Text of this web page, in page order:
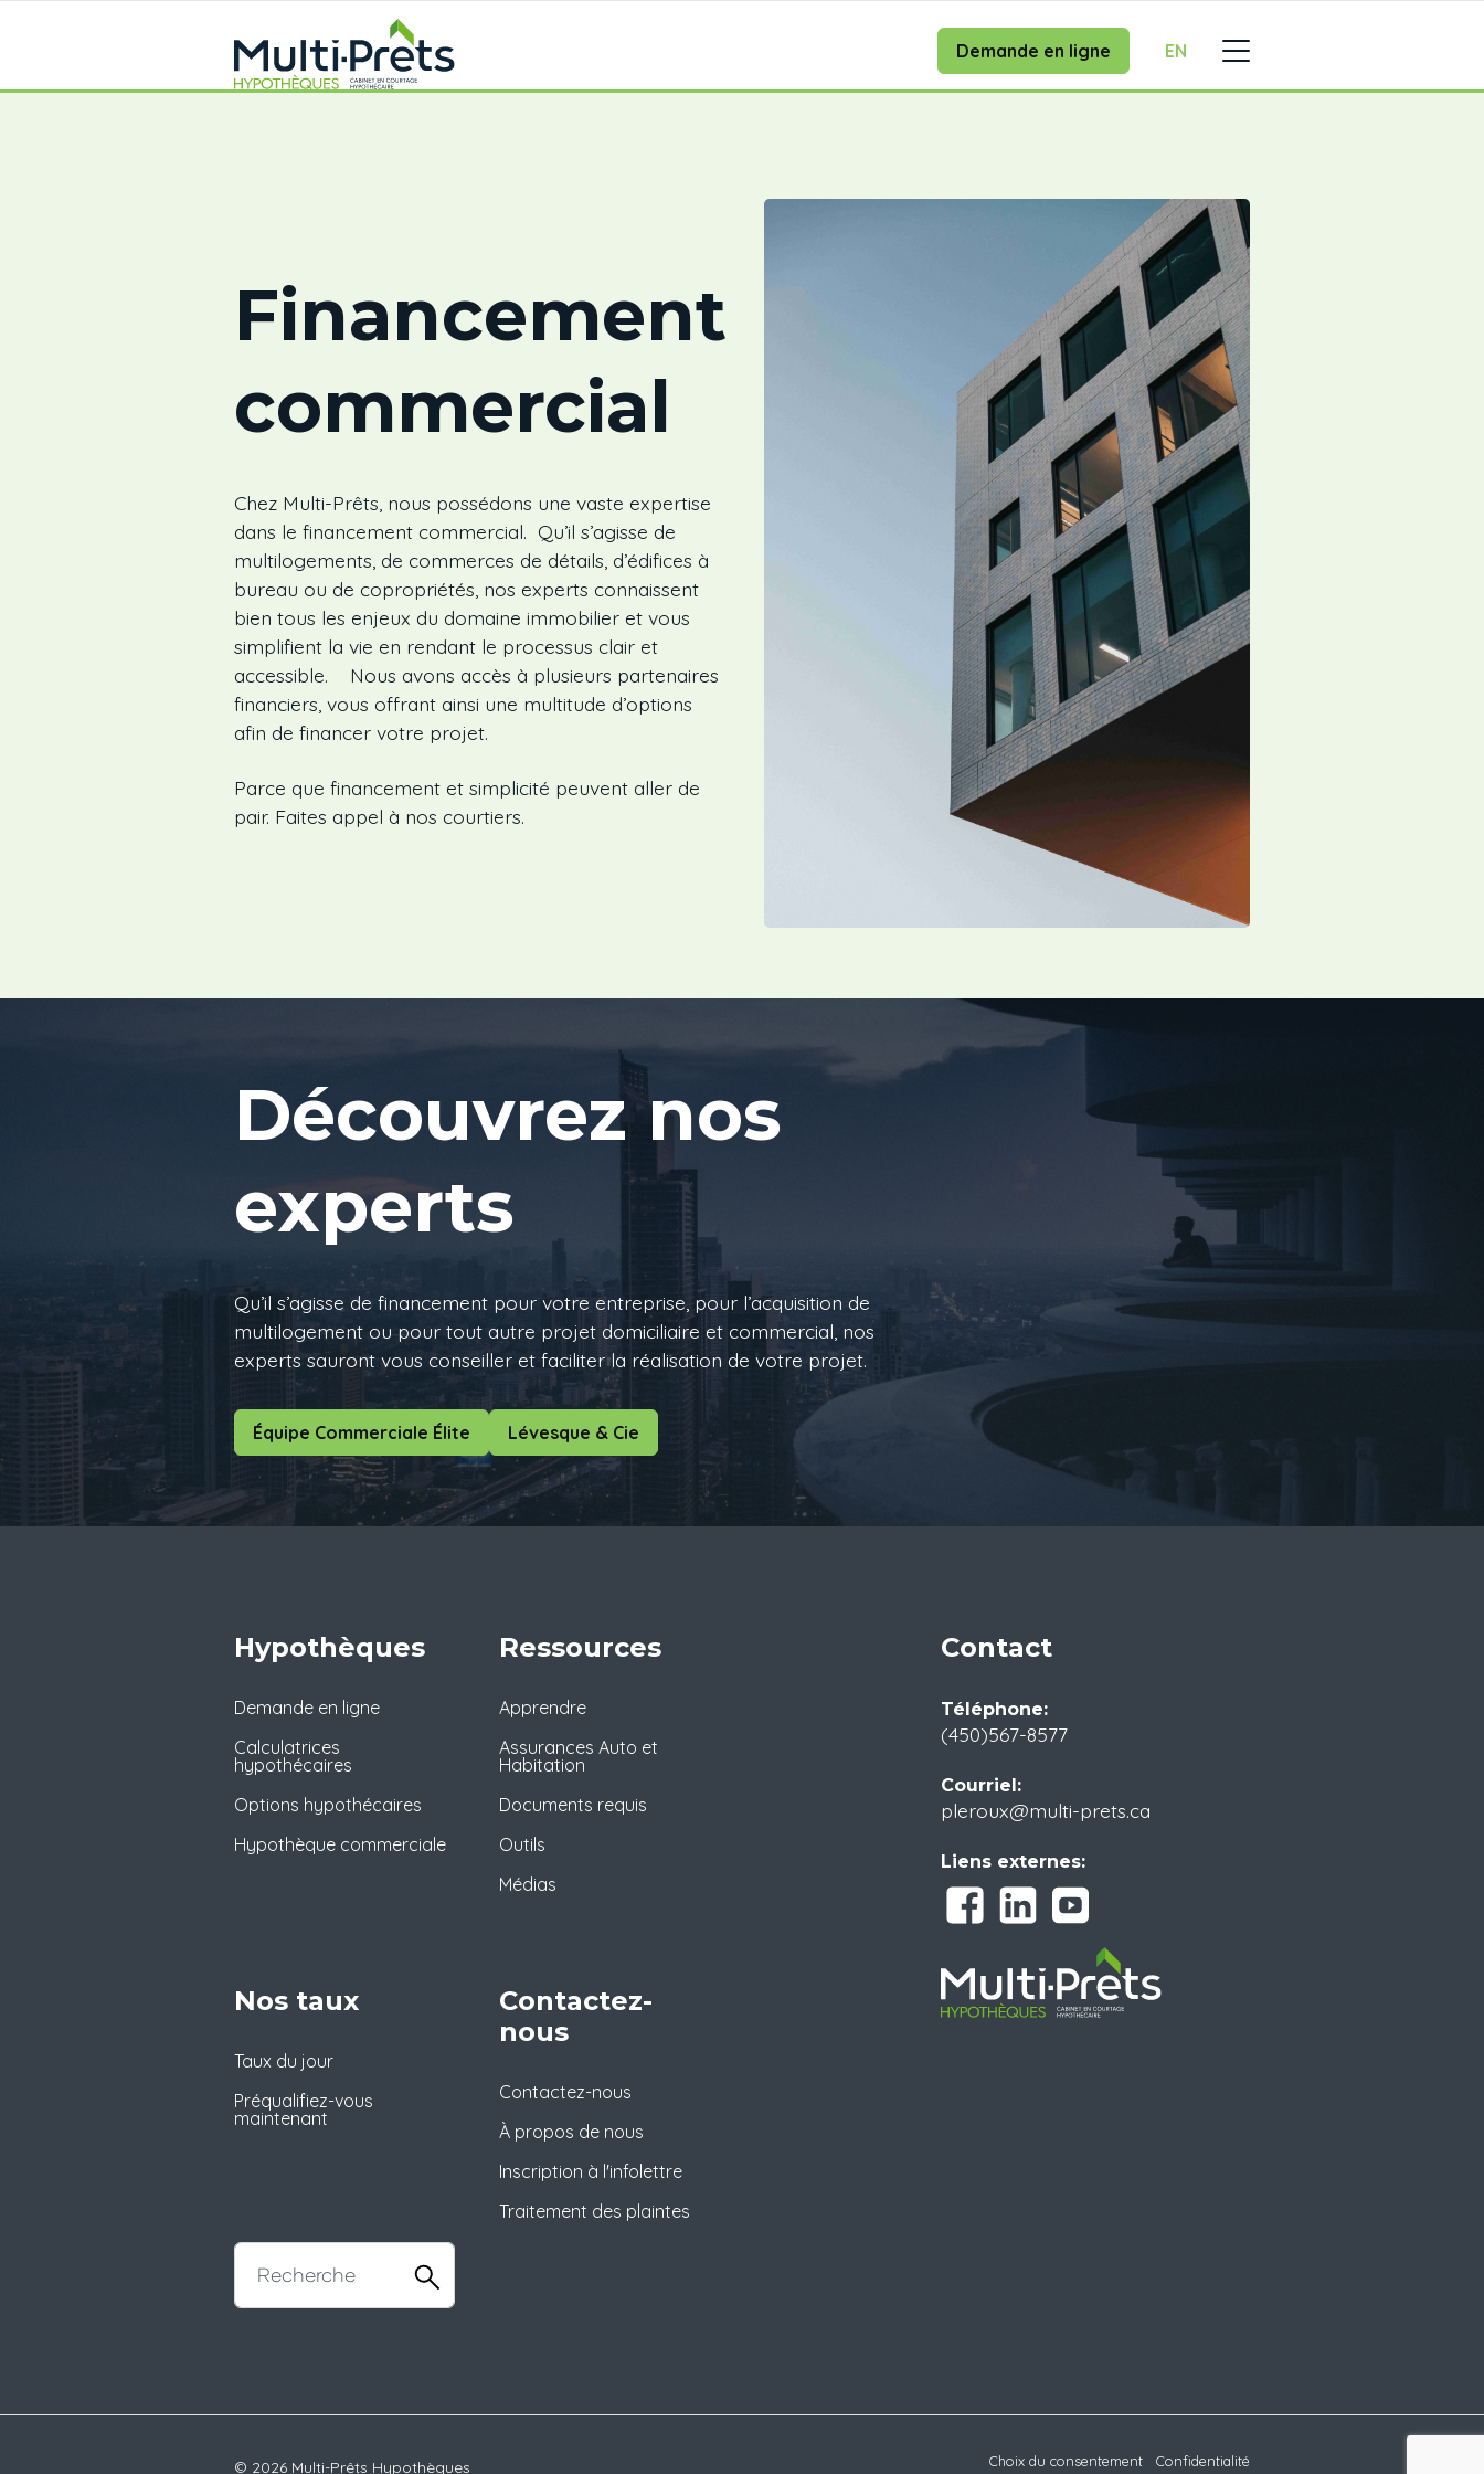
Demande en ligne EN
Financement
commercial
Chez Multi-Prêts, nous possédons une vaste expertise
dans le financement commercial. Qu’il s’agisse de
multilogements, de commerces de détails, d’édifices à
bureau ou de copropriétés, nos experts connaissent
bien tous les enjeux du domaine immobilier et vous
simplifient la vie en rendant le processus clair et
accessible. Nous avons accès à plusieurs partenaires
financiers, vous offrant ainsi une multitude d’options
afin de financer votre projet.
Parce que financement et simplicité peuvent aller de
pair. Faites appel à nos courtiers.
Découvrez nos
experts
Qu’il s’agisse de financement pour votre entreprise, pour l’acquisition de
multilogement ou pour tout autre projet domiciliaire et commercial, nos
experts sauront vous conseiller et faciliter la réalisation de votre projet.
Équipe Commerciale Élite Lévesque & Cie
Hypothèques
Demande en ligne
Calculatrices
hypothécaires
Options hypothécaires
Hypothèque commerciale
Ressources
Apprendre
Assurances Auto et
Habitation
Documents requis
Outils
Médias
Nos taux
Taux du jour
Préqualifiez-vous
maintenant
Contactez-
nous
Contactez-nous
À propos de nous
Inscription à l'infolettre
Traitement des plaintes
Contact
Téléphone:
(450)567-8577
Courriel:
pleroux@multi-prets.ca
Liens externes:
© 2026 Multi-Prêts Hypothèques Choix du consentement Confidentialité